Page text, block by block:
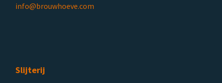
info@brouwhoeve.com
Slijterij